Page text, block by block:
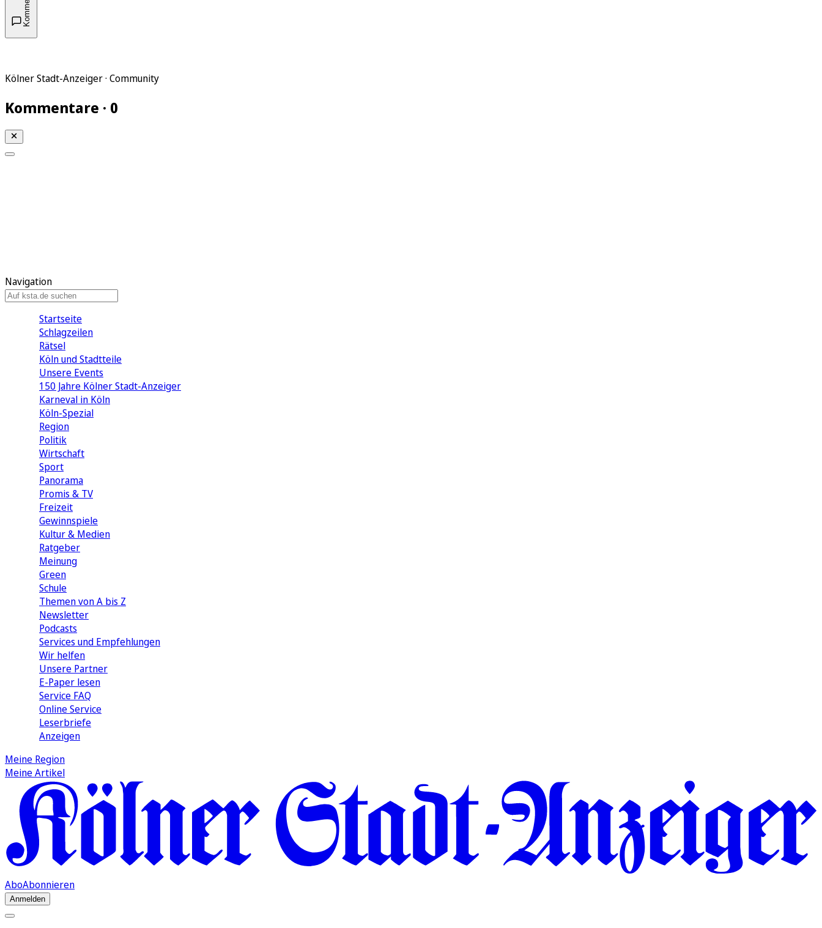
Kölner Stadt-Anzeiger · Community
Kommentare · 0
Navigation
Startseite
Schlagzeilen
Rätsel
Köln und Stadtteile
Unsere Events
150 Jahre Kölner Stadt-Anzeiger
Karneval in Köln
Köln-Spezial
Region
Politik
Wirtschaft
Sport
Panorama
Promis & TV
Freizeit
Gewinnspiele
Kultur & Medien
Ratgeber
Meinung
Green
Schule
Themen von A bis Z
Newsletter
Podcasts
Services und Empfehlungen
Wir helfen
Unsere Partner
E-Paper lesen
Service FAQ
Online Service
Leserbriefe
Anzeigen
Meine Region
Meine Artikel
AboAbonnieren
Anmelden